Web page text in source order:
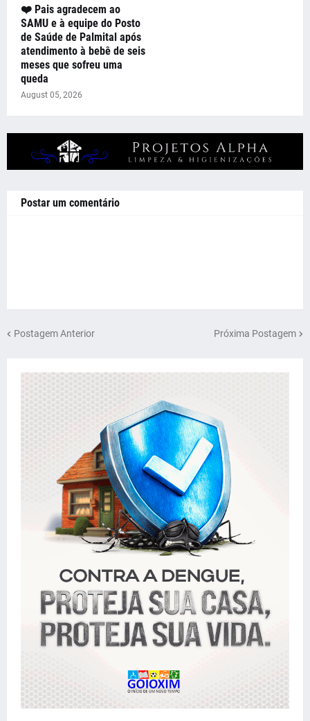
❤️ Pais agradecem ao
SAMU e à equipe do Posto
de Saúde de Palmital após
atendimento à bebê de seis
meses que sofreu uma
queda
August 05, 2026
Postar um comentário
Postagem Anterior Próxima Postagem